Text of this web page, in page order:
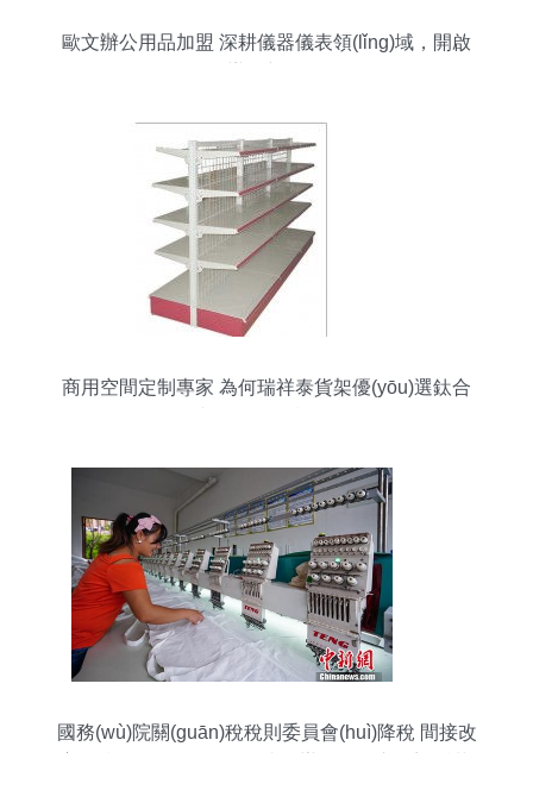
歐文辦公用品加盟 深耕儀器儀表領(lǐng)域，開啟
商用空間定制專家 為何瑞祥泰貨架優(yōu)選鈦合
國務(wù)院關(guān)稅稅則委員會(huì)降稅 間接改